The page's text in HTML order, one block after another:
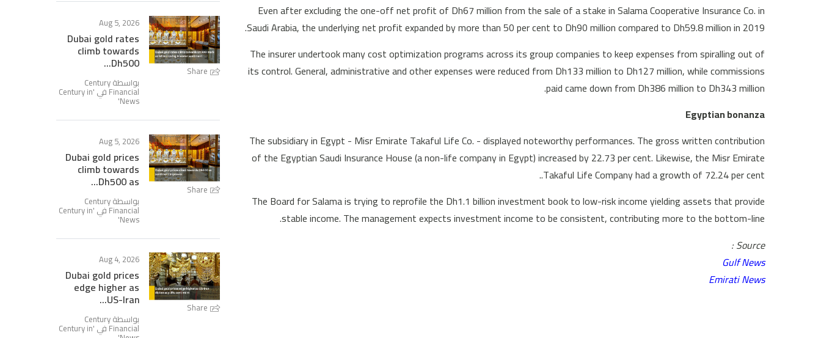
Even after excluding the one-off net profit of Dh67 million from the sale of a stake in Salama Cooperative Insurance Co. in
Saudi Arabia, the underlying net profit expanded by more than 50 per cent to Dh90 million compared to Dh59.8 million in 2019.
The insurer undertook many cost optimization programs across its group companies to keep expenses from spiralling out of
its control. General, administrative and other expenses were reduced from Dh133 million to Dh127 million, while commissions
paid came down from Dh386 million to Dh343 million.
Egyptian bonanza
The subsidiary in Egypt - Misr Emirate Takaful Life Co. - displayed noteworthy performances. The gross written contribution
of the Egyptian Saudi Insurance House (a non-life company in Egypt) increased by 22.73 per cent. Likewise, the Misr Emirate
Takaful Life Company had a growth of 72.24 per cent..
The Board for Salama is trying to reprofile the Dh1.1 billion investment book to low-risk income yielding assets that provide
stable income. The management expects investment income to be consistent, contributing more to the bottom-line.
Source :
Gulf News
Emirati News
Share
Aug 5, 2026
Dubai gold rates
climb towards
Dh500...
بواسطة Century
Financial في ' Century in
News
'
Share
Aug 5, 2026
Dubai gold prices
climb towards
Dh500 as...
بواسطة Century
Financial في ' Century in
News
'
Share
Aug 4, 2026
Dubai gold prices
edge higher as
US-Iran...
بواسطة Century
Financial في ' Century in